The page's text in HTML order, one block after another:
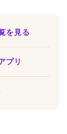
を見る
プリ